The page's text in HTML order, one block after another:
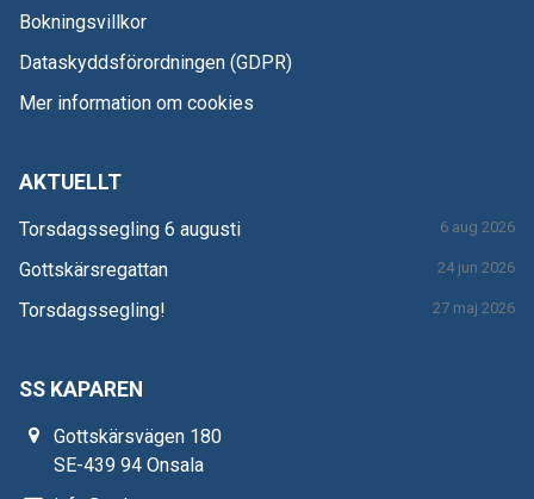
Bokningsvillkor
Dataskyddsförordningen (GDPR)
Mer information om cookies
AKTUELLT
Torsdagssegling 6 augusti 6 aug 2026
Gottskärsregattan 24 jun 2026
Torsdagssegling! 27 maj 2026
SS KAPAREN
Gottskärsvägen 180
SE-439 94 Onsala